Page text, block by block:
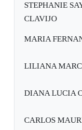
STEPHANIE
CLAVIJO
MARIA
LILIANA
DIANA LUCIA
CARLOS